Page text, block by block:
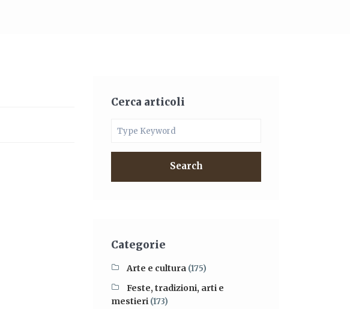
Cerca articoli
Search
Categorie
Arte e cultura (175)
Feste, tradizioni, arti e
mestieri (173)